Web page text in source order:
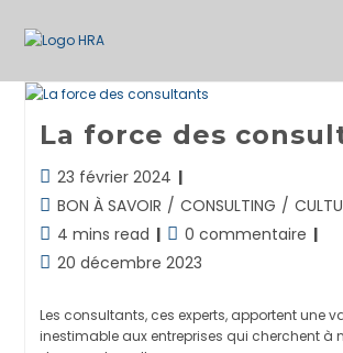
La force des
Dernière
modification
de
la
publication :
23 février 2024
Post
category:
BON À SAVOIR / CONSULTING /
Temps
de
4 mins read
Commentaires
de
0 commentaire
Publication
20 décembre 2023
Les consultants, ces experts, apportent une
inestimable aux entreprises qui cherchent à